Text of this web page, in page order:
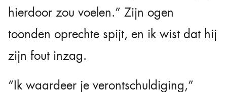
hierdoor zou voelen.” Zijn ogen
toonden oprechte spijt, en ik wist dat hij
zijn fout inzag.
“Ik waardeer je verontschuldiging,”